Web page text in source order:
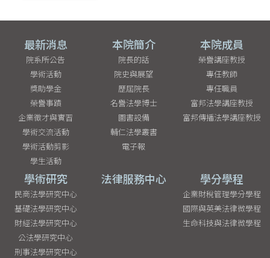
最新消息
院系所公告
學術活動
獎助學金
榮譽事蹟
企業徵才與實習
學術交流活動
學術活動剪影
學生活動
本院簡介
院長的話
院史與展望
歷屆院長
名譽法學博士
圖書設備
輔仁法學叢書
電子報
本院成員
榮譽講座教授
專任教師
專任職員
富邦法學講座教授
富邦傳播法學講座教授
學術研究
民商法學研究中心
基礎法學研究中心
財經法學研究中心
公法學研究中心
刑事法學研究中心
法律服務中心 學分學程
企業財稅管理學分學程
國際與英美法律微學程
生命科技與法律微學程